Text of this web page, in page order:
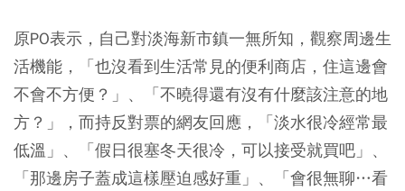
原PO表示，自己對淡海新市鎮一無所知，觀察周邊生
活機能，「也沒看到生活常見的便利商店，住這邊會
不會不方便？」、「不曉得還有沒有什麼該注意的地
方？」，而持反對票的網友回應，「淡水很冷經常最
低溫」、「假日很塞冬天很冷，可以接受就買吧」、
「那邊房子蓋成這樣壓迫感好重」、「會很無聊…看